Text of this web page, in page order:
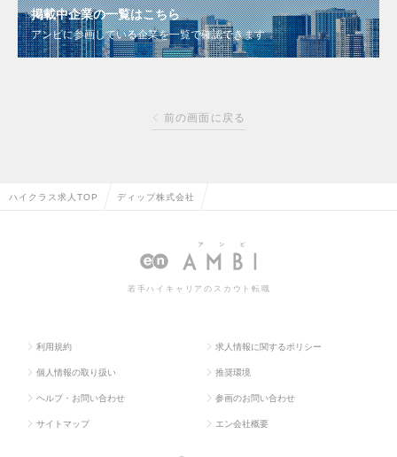
掲載中企業の一覧はこちら
アンビに参画している企業を一覧で確認できます
前の画面に戻る
ハイクラス求人TOP ディップ株式会社
若手ハイキャリアのスカウト転職
利用規約 求人情報に関するポリシー
個人情報の取り扱い 推奨環境
ヘルプ・お問い合わせ 参画のお問い合わせ
サイトマップ エン会社概要